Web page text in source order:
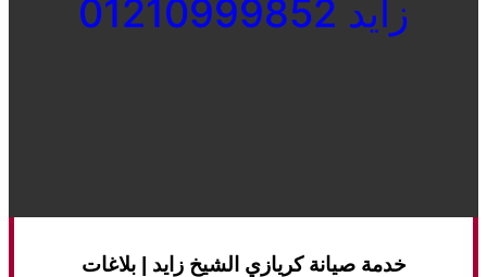
زايد 01210999852
خدمة صيانة كريازي الشيخ زايد | بلاغات